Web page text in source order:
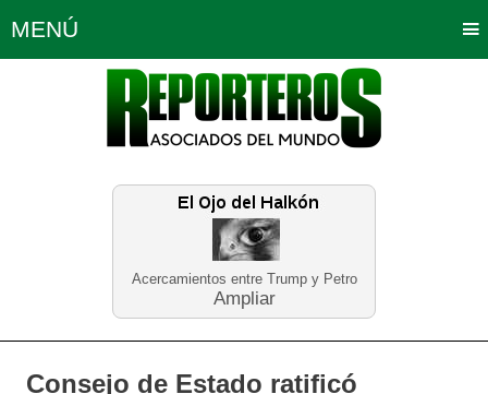
Acercamientos entre Trump y Petro
Ampliar
MENÚ
Política Opinión Bogotá
Planeta Tierra Deportes
Educación Neira
Consejo de Estado ratificó